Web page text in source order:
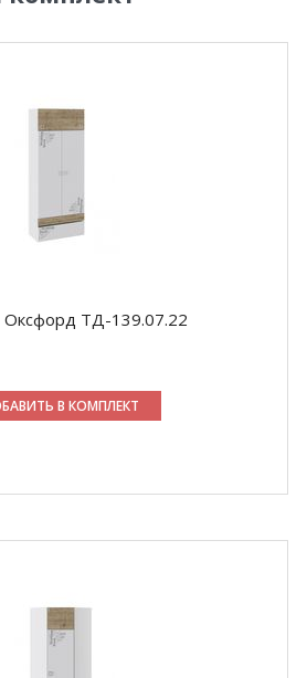
ТД-139.07.22
В КОМПЛЕКТ